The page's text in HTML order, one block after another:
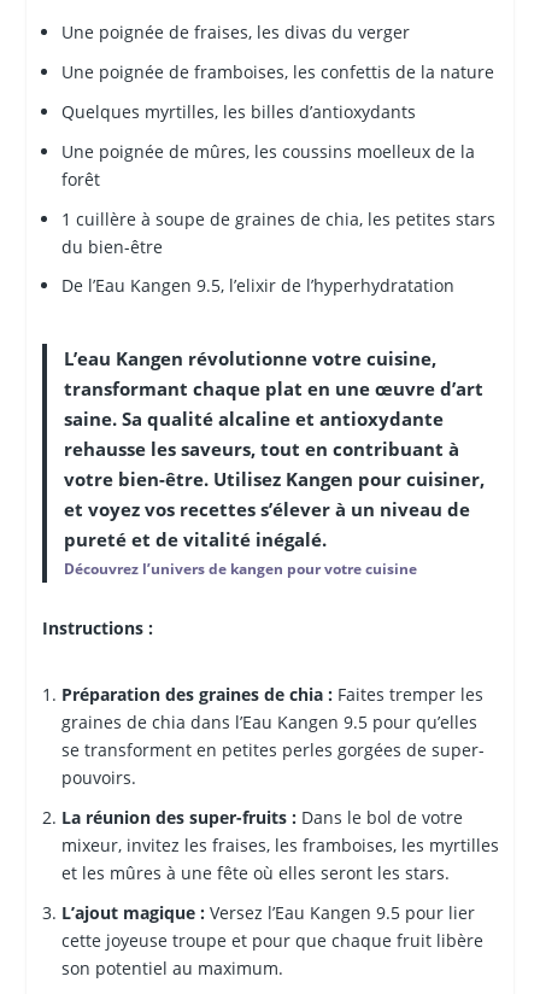
Une poignée de fraises, les divas du verger
Une poignée de framboises, les confettis de la nature
Quelques myrtilles, les billes d’antioxydants
Une poignée de mûres, les coussins moelleux de la
forêt
1 cuillère à soupe de graines de chia, les petites stars
du bien-être
De l’Eau Kangen 9.5, l’elixir de l’hyperhydratation
L’eau Kangen révolutionne votre cuisine,
transformant chaque plat en une œuvre d’art
saine. Sa qualité alcaline et antioxydante
rehausse les saveurs, tout en contribuant à
votre bien-être. Utilisez Kangen pour cuisiner,
et voyez vos recettes s’élever à un niveau de
pureté et de vitalité inégalé.
Découvrez l’univers de kangen pour votre cuisine
Instructions :
Préparation des graines de chia :Faites tremper les
graines de chia dans l’Eau Kangen 9.5 pour qu’elles
se transforment en petites perles gorgées de super-
pouvoirs.
La réunion des super-fruits :Dans le bol de votre
mixeur, invitez les fraises, les framboises, les myrtilles
et les mûres à une fête où elles seront les stars.
L’ajout magique :Versez l’Eau Kangen 9.5 pour lier
cette joyeuse troupe et pour que chaque fruit libère
son potentiel au maximum.